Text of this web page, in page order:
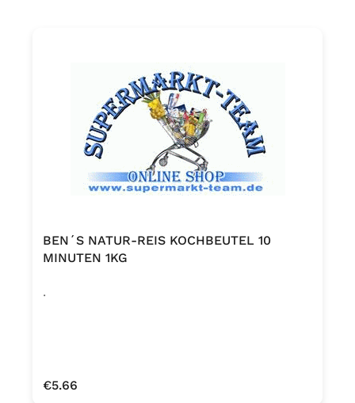
BEN´S NATUR-REIS KOCHBEUTEL 10
MINUTEN 1KG
.
Regular price:
€5.66